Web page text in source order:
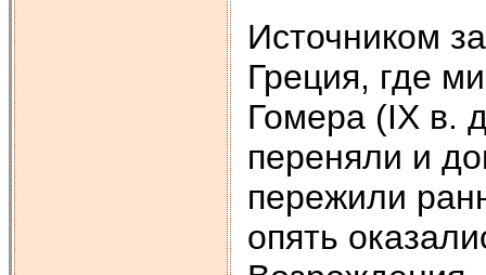
Источником
Греция, где
Гомера (IX в.
переняли и
пережили
опять